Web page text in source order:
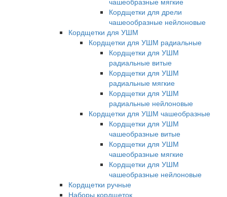
Кордщетки для дрели
чашеообразные нейлоновые
Кордщетки для УШМ
Кордщетки для УШМ радиальные
Кордщетки для УШМ
радиальные витые
Кордщетки для УШМ
радиальные мягкие
Кордщетки для УШМ
радиальные нейлоновые
Кордщетки для УШМ чашеобразные
Кордщетки для УШМ
чашеобразные витые
Кордщетки для УШМ
чашеобразные мягкие
Кордщетки для УШМ
чашеобразные нейлоновые
Кордщетки ручные
Наборы кордщеток